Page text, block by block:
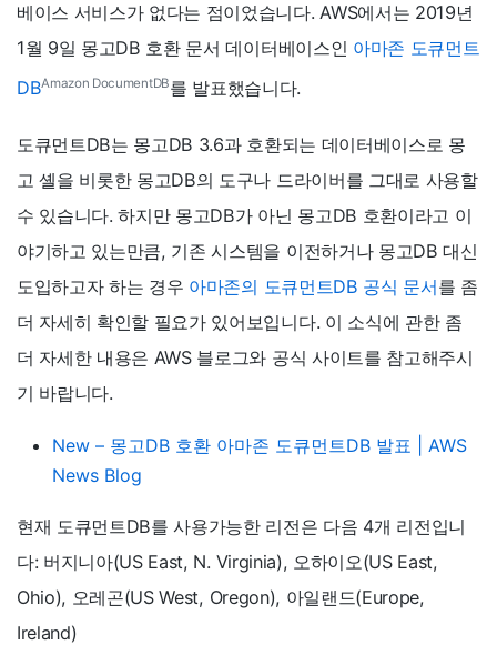
베이스 서비스가 없다는 점이었습니다. AWS에서는 2019년
1월 9일 몽고DB 호환 문서 데이터베이스인 아마존 도큐먼트
DBAmazon DocumentDB를 발표했습니다.
도큐먼트DB는 몽고DB 3.6과 호환되는 데이터베이스로 몽
고 셸을 비롯한 몽고DB의 도구나 드라이버를 그대로 사용할
수 있습니다. 하지만 몽고DB가 아닌 몽고DB 호환이라고 이
야기하고 있는만큼, 기존 시스템을 이전하거나 몽고DB 대신
도입하고자 하는 경우 아마존의 도큐먼트DB 공식 문서를 좀
더 자세히 확인할 필요가 있어보입니다. 이 소식에 관한 좀
더 자세한 내용은 AWS 블로그와 공식 사이트를 참고해주시
기 바랍니다.
New – 몽고DB 호환 아마존 도큐먼트DB 발표 | AWS
News Blog
현재 도큐먼트DB를 사용가능한 리전은 다음 4개 리전입니
다: 버지니아(US East, N. Virginia), 오하이오(US East,
Ohio), 오레곤(US West, Oregon), 아일랜드(Europe,
Ireland)